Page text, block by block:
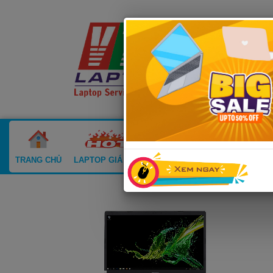
TRANG CHỦ LAPTOP GIÁ SỐC LAPTOP CŨ